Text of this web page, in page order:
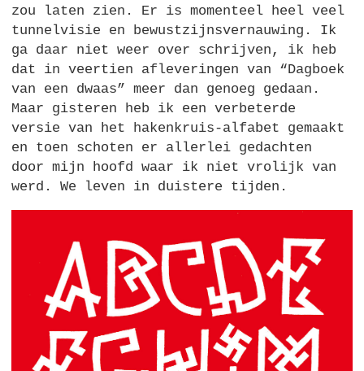
zou laten zien. Er is momenteel heel veel
tunnelvisie en bewustzijnsvernauwing. Ik
ga daar niet weer over schrijven, ik heb
dat in veertien afleveringen van “Dagboek
van een dwaas” meer dan genoeg gedaan.
Maar gisteren heb ik een verbeterde
versie van het hakenkruis-alfabet gemaakt
en toen schoten er allerlei gedachten
door mijn hoofd waar ik niet vrolijk van
werd. We leven in duistere tijden.